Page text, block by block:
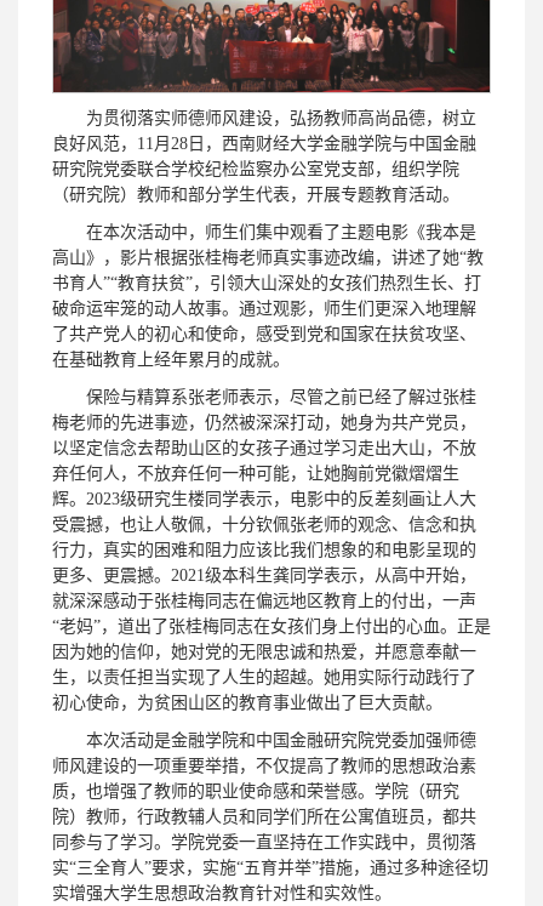
为贯彻落实师德师风建设，弘扬教师高尚品德，树立
良好风范，11月28日，西南财经大学金融学院与中国金融
研究院党委联合学校纪检监察办公室党支部，组织学院
（研究院）教师和部分学生代表，开展专题教育活动。
在本次活动中，师生们集中观看了主题电影《我本是
高山》，影片根据张桂梅老师真实事迹改编，讲述了她“教
书育人”“教育扶贫”，引领大山深处的女孩们热烈生长、打
破命运牢笼的动人故事。通过观影，师生们更深入地理解
了共产党人的初心和使命，感受到党和国家在扶贫攻坚、
在基础教育上经年累月的成就。
保险与精算系张老师表示，尽管之前已经了解过张桂
梅老师的先进事迹，仍然被深深打动，她身为共产党员，
以坚定信念去帮助山区的女孩子通过学习走出大山，不放
弃任何人，不放弃任何一种可能，让她胸前党徽熠熠生
辉。2023级研究生楼同学表示，电影中的反差刻画让人大
受震撼，也让人敬佩，十分钦佩张老师的观念、信念和执
行力，真实的困难和阻力应该比我们想象的和电影呈现的
更多、更震撼。2021级本科生龚同学表示，从高中开始，
就深深感动于张桂梅同志在偏远地区教育上的付出，一声
“老妈”，道出了张桂梅同志在女孩们身上付出的心血。正是
因为她的信仰，她对党的无限忠诚和热爱，并愿意奉献一
生，以责任担当实现了人生的超越。她用实际行动践行了
初心使命，为贫困山区的教育事业做出了巨大贡献。
本次活动是金融学院和中国金融研究院党委加强师德
师风建设的一项重要举措，不仅提高了教师的思想政治素
质，也增强了教师的职业使命感和荣誉感。学院（研究
院）教师，行政教辅人员和同学们所在公寓值班员，都共
同参与了学习。学院党委一直坚持在工作实践中，贯彻落
实“三全育人”要求，实施“五育并举”措施，通过多种途径切
实增强大学生思想政治教育针对性和实效性。